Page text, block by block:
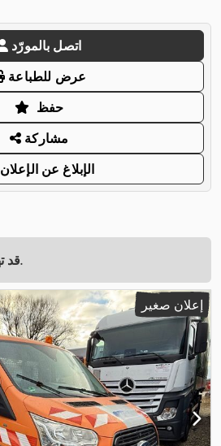
اتصل بالمورّد
عرض للطباعة
حفظ
مشاركة
الإبلاغ عن الإعلان
قد تهمك أيضًا هذه الإعلانات.
إعلان صغير